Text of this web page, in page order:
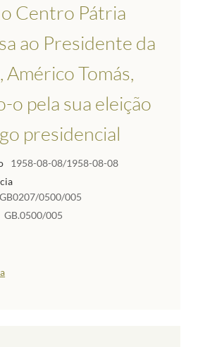
Centro Pátria
ao Presidente da
Américo Tomás,
o pela sua eleição
presidencial
1958-08-08/1958-08-08
0500/005
GB.0500/005